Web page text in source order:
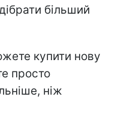
більший
купити нову
просто
ніж